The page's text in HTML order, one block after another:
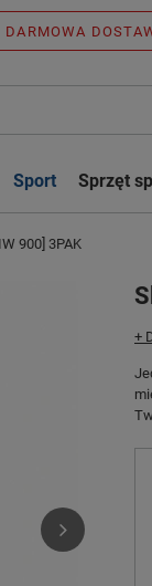
DARMOWA
Sport Sprzęt
900] 3PAK
+